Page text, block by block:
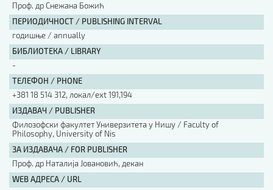
Проф. др Снежана Божић
ПЕРИОДИЧНОСТ / PUBLISHING INTERVAL
годишње / annually
БИБЛИОТЕКА / LIBRARY
-
ТЕЛЕФОН / PHONE
+381 18 514 312, локал/ext 191,194
ИЗДАВАЧ / PUBLISHER
Филозофски факултет Универзитета у Нишу / Faculty of
Philosophy, University of Nis
ЗА ИЗДАВАЧА / FOR PUBLISHER
Проф. др Наталија Јовановић, декан
WEB АДРЕСА / URL